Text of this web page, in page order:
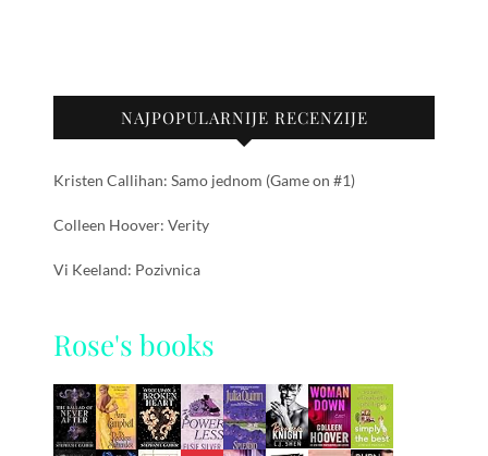
NAJPOPULARNIJE RECENZIJE
Kristen Callihan: Samo jednom (Game on #1)
Colleen Hoover: Verity
Vi Keeland: Pozivnica
Rose's books